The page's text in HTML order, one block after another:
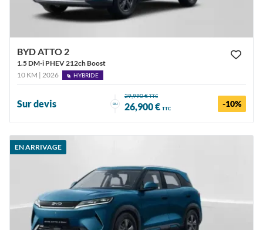
BYD ATTO 2
1.5 DM-i PHEV 212ch Boost
10 KM | 2026
HYBRIDE
Sur devis ou
29,990 €TTC
26,900 € TTC -10%
EN ARRIVAGE